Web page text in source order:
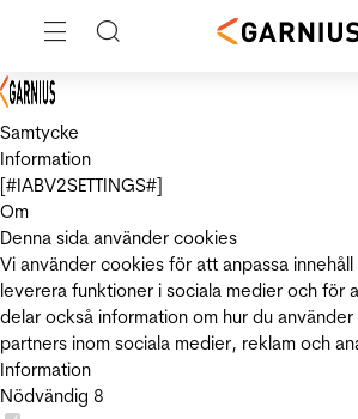
Samtycke
Information
[#IABV2SETTINGS#]
Om
Denna sida använder cookies
Vi använder cookies för att anpassa
leverera funktioner i sociala medier och för
delar också information om hur du
partners inom sociala medier, reklam och
Information
Nödvändig 8